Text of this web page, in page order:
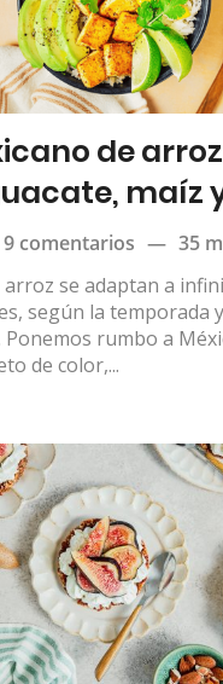
de
maíz
9 comentarios — 35
arroz se adaptan a
según la temporada
rumbo a
de color,...